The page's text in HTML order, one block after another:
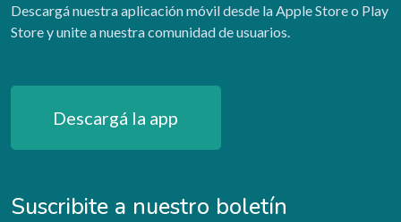
Descargá nuestra aplicación móvil desde la Apple Store o Play
Store y unite a nuestra comunidad de usuarios.
Descargá la app
Suscribite a nuestro boletín